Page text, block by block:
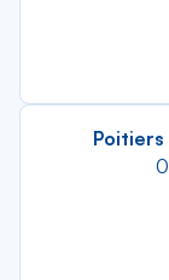
Poitiers